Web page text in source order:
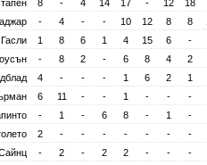
8 - 4 14 17 - 12
18
- 4 - - 10 12 8 8
Гасли
1 8 6 1 4 15 6
-
- 8 2 - 6 8 4
2
4 - - - 1 6 2
1
6 11 - - 1 - -
-
- 1 - 6 8 - 1
-
2 - - - - - -
-
- 2 - 2 2 - -
-